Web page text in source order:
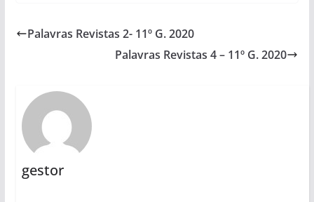
Palavras Revistas 2- 11º G. 2020
Palavras Revistas 4 – 11º G. 2020
gestor